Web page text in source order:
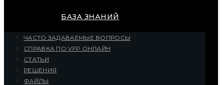
БАЗА ЗНАНИЙ
ЧАСТО ЗАДАВАЕМЫЕ ВОПРОСЫ
СПРАВКА ПО VFP ОНЛАЙН
СТАТЬИ
РЕШЕНИЯ
ФАЙЛЫ